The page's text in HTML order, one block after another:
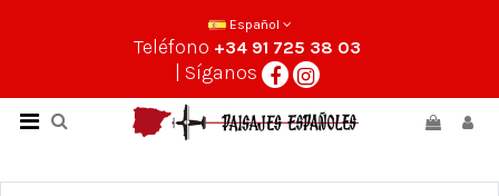
Español
Teléfono +34 91 725 38 03
| Síganos